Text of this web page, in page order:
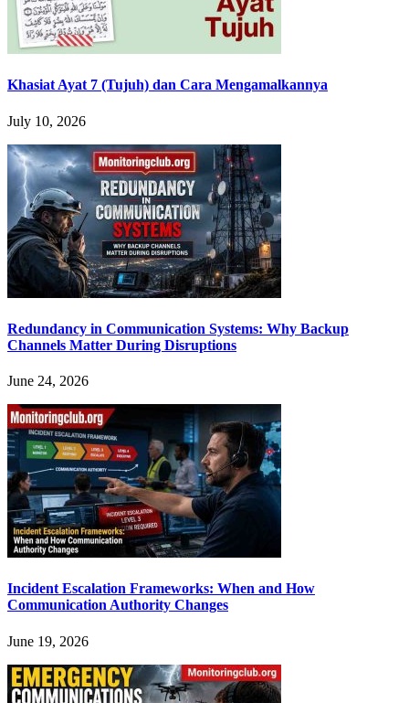
Khasiat Ayat 7 (Tujuh) dan Cara Mengamalkannya
July 10, 2026
Redundancy in Communication Systems: Why Backup
Channels Matter During Disruptions
June 24, 2026
Incident Escalation Frameworks: When and How
Communication Authority Changes
June 19, 2026